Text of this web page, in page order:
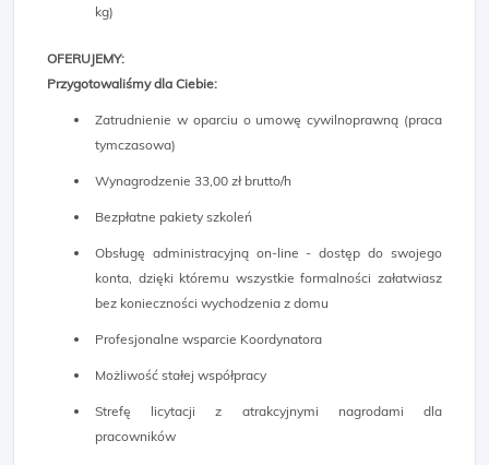
kg)
OFERUJEMY:
Przygotowaliśmy dla Ciebie:
Zatrudnienie w oparciu o umowę cywilnoprawną (praca
tymczasowa)
Wynagrodzenie 33,00 zł brutto/h
Bezpłatne pakiety szkoleń
Obsługę administracyjną on-line - dostęp do swojego
konta, dzięki któremu wszystkie formalności załatwiasz
bez konieczności wychodzenia z domu
Profesjonalne wsparcie Koordynatora
Możliwość stałej współpracy
Strefę licytacji z atrakcyjnymi nagrodami dla
pracowników